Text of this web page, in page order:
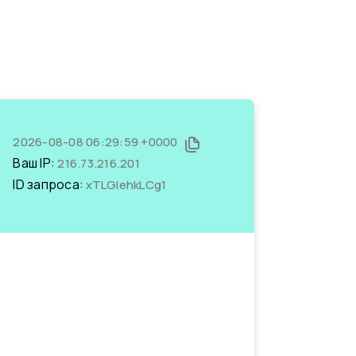
2026-08-08 06:29:59 +0000
Ваш IP:216.73.216.201
ID запроса:xTLGlehkLCg1